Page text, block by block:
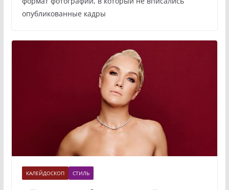
опубликованные кадры
КАЛЕЙДОСКОП СТИЛЬ